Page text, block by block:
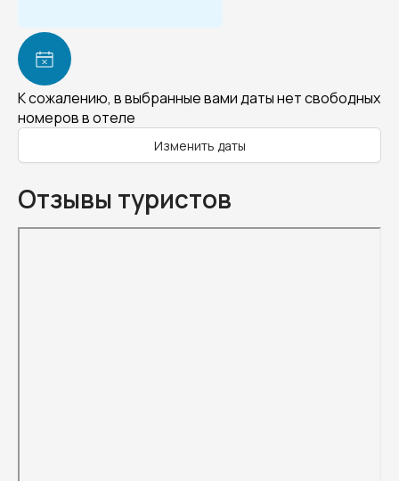
К сожалению, в выбранные вами даты нет свободных
номеров в отеле
Изменить даты
Отзывы туристов